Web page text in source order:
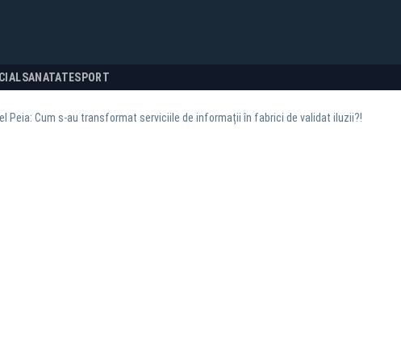
SANATATESPORT
Peia: Cum s-au transformat serviciile de informații în fabrici de validat iluzii?!